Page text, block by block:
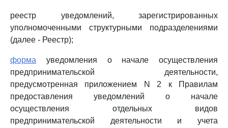
реестр уведомлений, зарегистрированных
уполномоченными структурными подразделениями
(далее - Реестр);
форма уведомления о начале осуществления
предпринимательской деятельности,
предусмотренная приложением N 2 к Правилам
предоставления уведомлений о начале
осуществления отдельных видов
предпринимательской деятельности и учета